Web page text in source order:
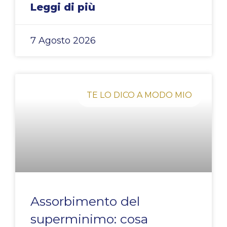
Leggi di più
7 Agosto 2026
TE LO DICO A MODO MIO
Assorbimento del
superminimo: cosa